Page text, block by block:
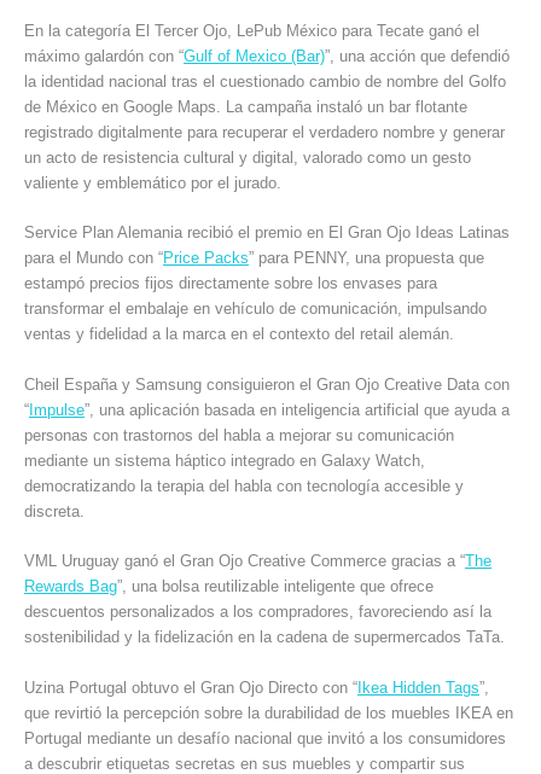
En la categoría El Tercer Ojo, LePub México para Tecate ganó el
máximo galardón con “Gulf of Mexico (Bar)”, una acción que defendió
la identidad nacional tras el cuestionado cambio de nombre del Golfo
de México en Google Maps. La campaña instaló un bar flotante
registrado digitalmente para recuperar el verdadero nombre y generar
un acto de resistencia cultural y digital, valorado como un gesto
valiente y emblemático por el jurado.
Service Plan Alemania recibió el premio en El Gran Ojo Ideas Latinas
para el Mundo con “Price Packs” para PENNY, una propuesta que
estampó precios fijos directamente sobre los envases para
transformar el embalaje en vehículo de comunicación, impulsando
ventas y fidelidad a la marca en el contexto del retail alemán.
Cheil España y Samsung consiguieron el Gran Ojo Creative Data con
“ Impulse”, una aplicación basada en inteligencia artificial que ayuda a
personas con trastornos del habla a mejorar su comunicación
mediante un sistema háptico integrado en Galaxy Watch,
democratizando la terapia del habla con tecnología accesible y
discreta.
VML Uruguay ganó el Gran Ojo Creative Commerce gracias a “The
Rewards Bag”, una bolsa reutilizable inteligente que ofrece
descuentos personalizados a los compradores, favoreciendo así la
sostenibilidad y la fidelización en la cadena de supermercados TaTa.
Uzina Portugal obtuvo el Gran Ojo Directo con “Ikea Hidden Tags”,
que revirtió la percepción sobre la durabilidad de los muebles IKEA en
Portugal mediante un desafío nacional que invitó a los consumidores
a descubrir etiquetas secretas en sus muebles y compartir sus